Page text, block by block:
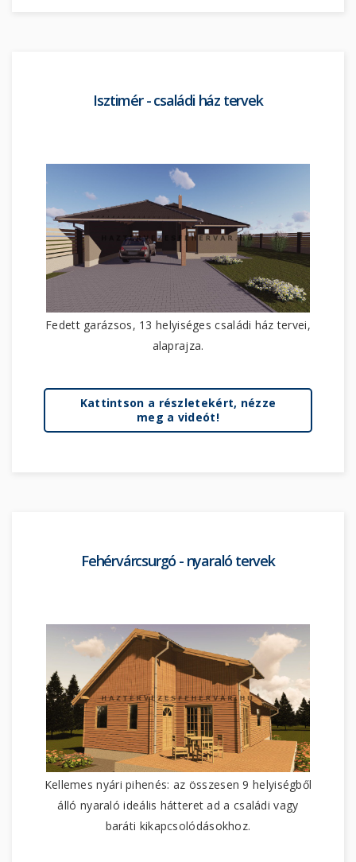
Isztimér - családi ház tervek
Fedett garázsos, 13 helyiséges családi ház tervei,
alaprajza.
Kattintson a részletekért, nézze
meg a videót!
Fehérvárcsurgó - nyaraló tervek
Kellemes nyári pihenés: az összesen 9 helyiségből
álló nyaraló ideális hátteret ad a családi vagy
baráti kikapcsolódásokhoz.